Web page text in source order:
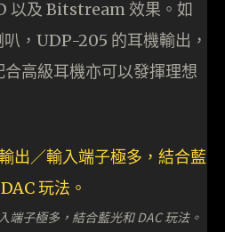
以及 Bitstream 效果。如
，UDP-205 的耳機輸出，
高級耳機亦可以發揮理想
端子極多，結合藍光和 DAC 玩法。